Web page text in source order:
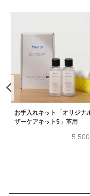
お手入れキット「オリジナ
ザーケアキット5」革用
5,500